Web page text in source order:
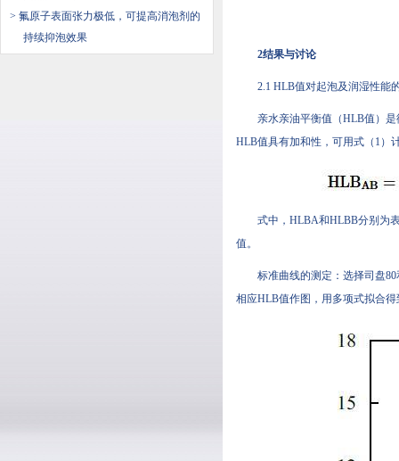
> 氟原子表面张力极低，可提高消泡剂的
持续抑泡效果
2结果与讨论
2.1 HLB值对起泡及润湿性能
亲水亲油平衡值（HLB值）是
HLB值具有加和性，可用式（1）计
式中，HLBA和HLBB分
值。
标准曲线的测定：选择司盘
相应HLB值作图，用多项式拟合得到